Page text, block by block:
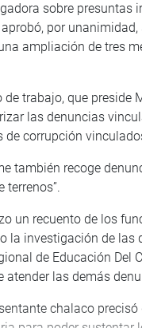
sobre presuntas
por
ampliación de tres
de trabajo, que preside
las denuncias
de corrupción
también recoge
terrenos”.
un recuento de los
la investigación de las
de Educación
atender las demás
chalaco